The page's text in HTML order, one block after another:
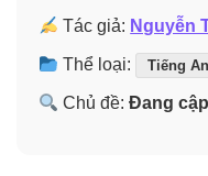
Tác giả: Nguyễn
Thể loại: Tiếng
Chủ đề:Đang